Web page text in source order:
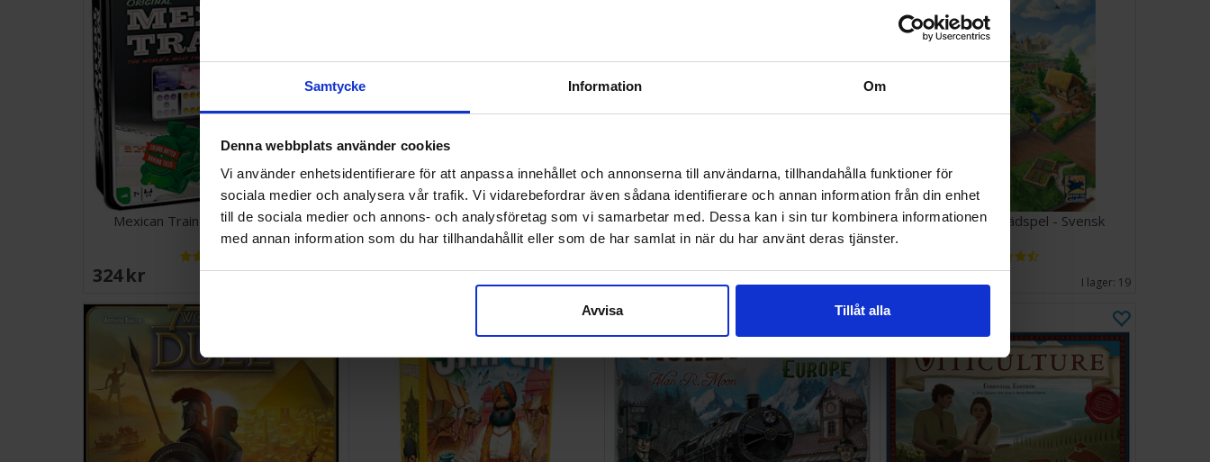
Samtycke Information Om
Denna webbplats använder cookies
Vi använder enhetsidentifierare för att anpassa innehållet och annonserna till användarna, tillhandahålla funktioner för
sociala medier och analysera vår trafik. Vi vidarebefordrar även sådana identifierare och annan information från din enhet
till de sociala medier och annons- och analysföretag som vi samarbetar med. Dessa kan i sin tur kombinera informationen
med annan information som du har tillhandahållit eller som de har samlat in när du har använt deras tjänster.
Avvisa Tillåt alla
Mexican Train Domino - NORSK
324 SEK
Pandemic Legacy Season 1 Blue
Brädspel
810 SEK Väntas in:
2026-08-26
Quest for El Dorado Brädspel
328 SEK I lager:14
Carcassonne Brädspel - Svensk
287 SEK I lager: 19